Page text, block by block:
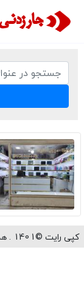
©1401 . همه حقوق این وب سایت برای